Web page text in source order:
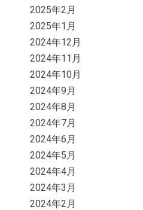
2025年2月
2025年1月
2024年12月
2024年11月
2024年10月
2024年9月
2024年8月
2024年7月
2024年6月
2024年5月
2024年4月
2024年3月
2024年2月